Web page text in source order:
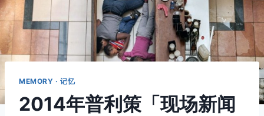
MEMORY · 记忆
2014年普利策「现场新闻